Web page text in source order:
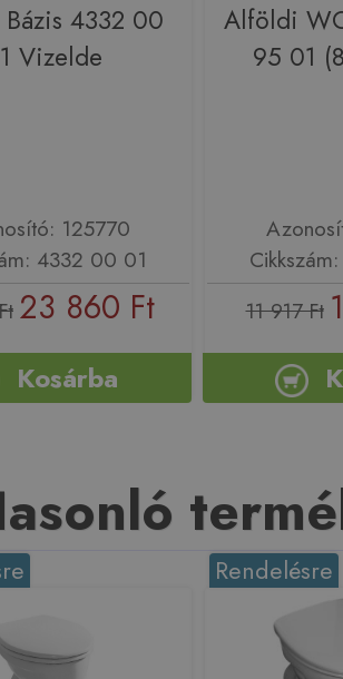
4332 00
Vizelde
125770
4332 00 01
23 860 Ft
Kosárba
Alföldi
95 01
11 917 Ft
Rendelésre